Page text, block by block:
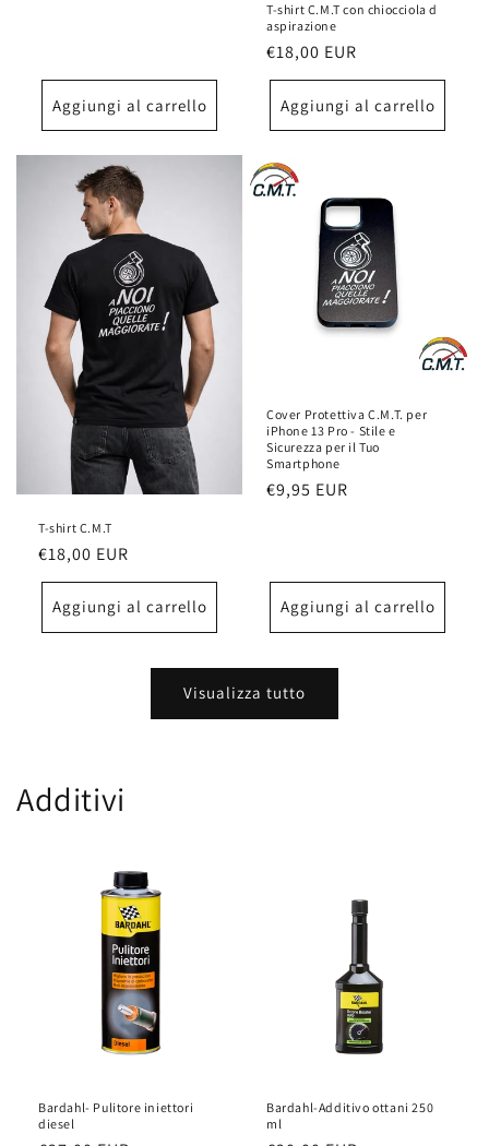
Aggiungi al carrello
T-shirt C.M.T con chiocciola d
aspirazione
Prezzo
di
listino
€18,00 EUR
Aggiungi al carrello
T-shirt C.M.T
Prezzo
di
listino
€18,00 EUR
Aggiungi al carrello
Cover Protettiva C.M.T. per
iPhone 13 Pro - Stile e
Sicurezza per il Tuo
Smartphone
Prezzo
€9,95 EUR
Aggiungi al carrello
Visualizza tutto
Additivi
Bardahl- Pulitore iniettori
diesel
Bardahl-Additivo ottani 250
ml